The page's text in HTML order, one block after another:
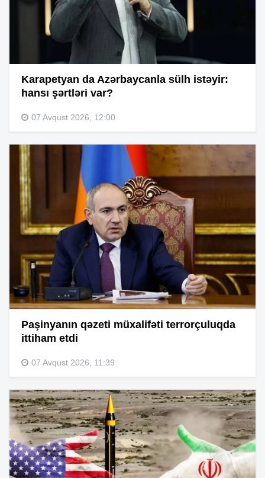
Karapetyan da Azərbaycanla sülh istəyir:
hansı şərtləri var?
07 Avqust 2026, 12:00
Paşinyanın qəzeti müxalifəti terrorçuluqda
ittiham etdi
07 Avqust 2026, 11:39